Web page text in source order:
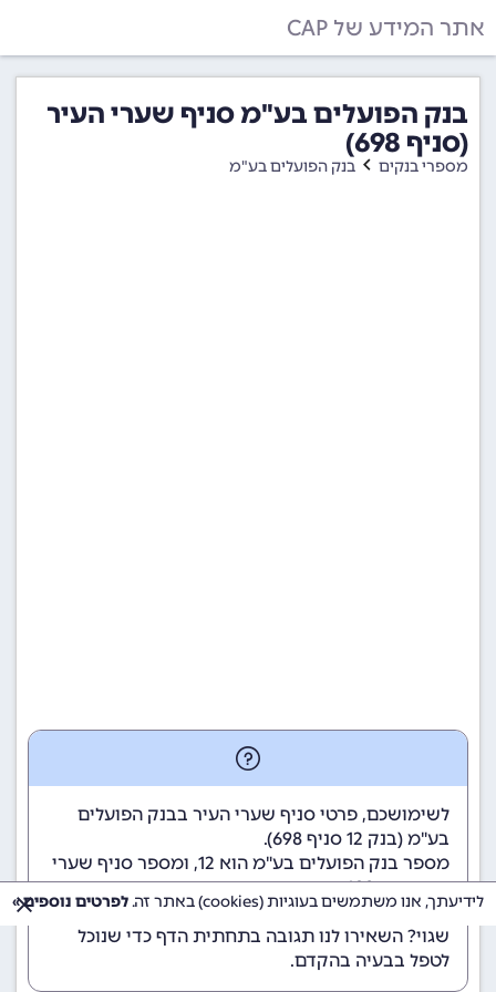
אתר המידע של CAP
בנק הפועלים בע"מ סניף שערי העיר
(סניף 698)
מספרי בנקים בנק הפועלים בע"מ
לשימושכם, פרטי סניף שערי העיר בבנק הפועלים
בע"מ (בנק 12
סניף 698).
מספר בנק הפועלים בע"מ הוא 12
, ומספר סניף שערי
העיר הוא 698.
הנתונים מתעדכנים באופן קבוע. נתקלתם במידע
שגוי? השאירו לנו תגובה בתחתית הדף כדי שנוכל
לטפל בבעיה בהקדם.
לידיעתך, אנו משתמשים בעוגיות (cookies) באתר זה. לפרטים נוספים »